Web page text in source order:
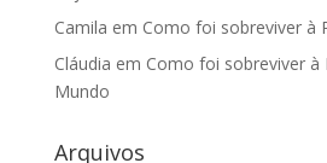
Camila em Como foi sobreviver à
Cláudia em Como foi sobreviver à
Mundo
Arquivos